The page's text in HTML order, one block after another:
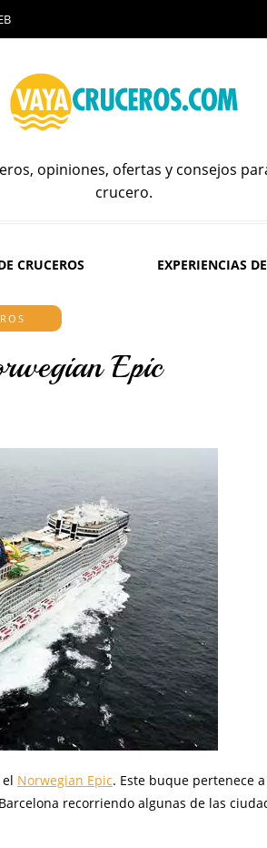
opiniones, ofertas y consejos
crucero.
CRUCEROS EXPERIENCIAS
Epic
Norwegian Epic. Este buque pertenece
recorriendo algunas de las